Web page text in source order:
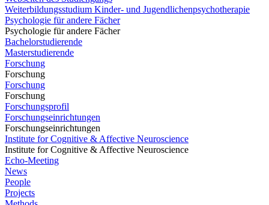
Weiterbildungsstudium Kinder- und Jugendlichenpsychotherapie
Psychologie für andere Fächer
Psychologie für andere Fächer
Bachelorstudierende
Masterstudierende
Forschung
Forschung
Forschung
Forschung
Forschungsprofil
Forschungseinrichtungen
Forschungseinrichtungen
Institute for Cognitive & Affective Neuroscience
Institute for Cognitive & Affective Neuroscience
Echo-Meeting
News
People
Projects